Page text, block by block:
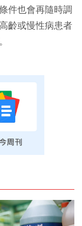
件也會再隨時調
齡或慢性病患者